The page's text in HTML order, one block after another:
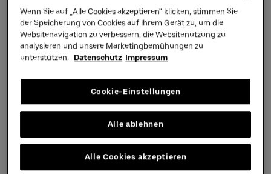
Uber Platz
Partner
Bewertung umfasst eine detaillierte Analyse von
Nachhaltigkeitsbereichen wie Verkehr, Energie und Strom, Abfall,
Wasserverbrauch, lokale Umwelt, CO2 und Lebensmittel und
Getränke und beinhaltet einen Vor-Ort-Besuch durch
Wenn Sie auf „Alle Cookies akzeptieren“ klicken, stimmen Sie
der Speicherung von Cookies auf Ihrem Gerät zu, um die
Websitenavigation zu verbessern, die Websitenutzung zu
analysieren und unsere Marketingbemühungen zu
unterstützen.
Datenschutz Impressum
Cookie-Einstellungen
Alle ablehnen
Alle Cookies akzeptieren